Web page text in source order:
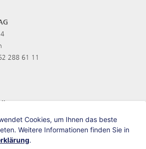
288 61 11
auf:
Cookies, um Ihnen das beste
Weitere Informationen finden Sie in
.